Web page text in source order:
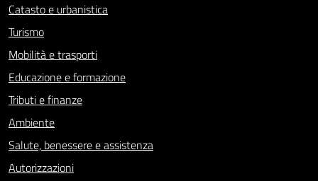
Catasto e urbanistica
Turismo
Mobilità e trasporti
Educazione e formazione
Tributi e finanze
Ambiente
Salute, benessere e assistenza
Autorizzazioni